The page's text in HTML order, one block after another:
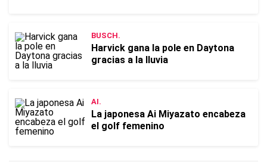
BUSCH.
Harvick gana la pole en Daytona
gracias a la lluvia
AI.
La japonesa Ai Miyazato encabeza
el golf femenino